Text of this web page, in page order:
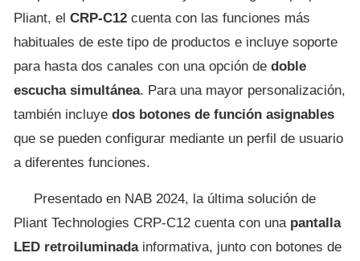
Pliant, el CRP-C12 cuenta con las funciones más
habituales de este tipo de productos e incluye soporte
para hasta dos canales con una opción de doble
escucha simultánea. Para una mayor personalización,
también incluye dos botones de función asignables
que se pueden configurar mediante un perfil de usuario
a diferentes funciones.
Presentado en NAB 2024, la última solución de
Pliant Technologies CRP-C12 cuenta con una pantalla
LED retroiluminadainformativa, junto con botones de